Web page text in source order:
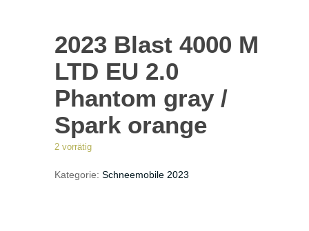
2023 Blast 4000 M
LTD EU 2.0
Phantom gray /
Spark orange
2 vorrätig
Kategorie: Schneemobile 2023